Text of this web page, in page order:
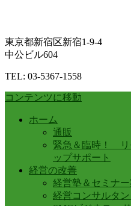
東京都新宿区新宿1-9-4
中公ビル604
TEL: 03-5367-1558
コンテンツに移動
ホーム
通販
緊急＆臨時！ リ
ップサポート
経営の改善
経営塾＆セミナ
経営コンサルタ